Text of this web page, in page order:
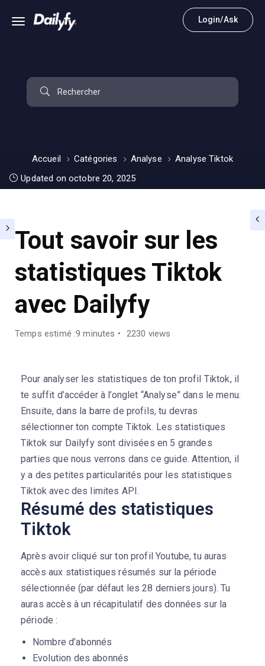
Login/Ask
Accueil Catégories Analyse
Analyse Tiktok
Updated on octobre 20, 2025
Tout savoir sur les
statistiques Tiktok
avec Dailyfy
Temps estimé :9 minutes 2230 views
Pour analyser les statistiques de ton profil Tiktok, il
te suffit d’accéder à l’onglet “Analyse” dans le menu.
Ensuite, dans la barre de profils, tu devras
sélectionner ton compte Tiktok. Les statistiques
Tiktok sur Dailyfy sont divisées en 5 grandes
parties que nous verrons dans ce guide. Attention, il
y a des petites particularités pour les statistiques
Tiktok avec des limites API.
Résumé des statistiques
Tiktok
Après avoir cliqué sur ton profil Youtube, tu auras
accès aux statistiques résumés sur la période
sélectionnée (par défaut les 28 derniers jours). Tu
auras accès à un récapitulatif des données sur la
période :
Nombre d’abonnés
Evolution des abonnés